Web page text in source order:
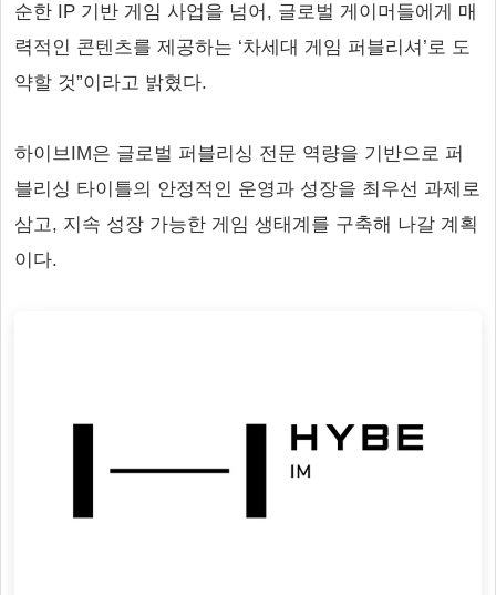
순한 IP 기반 게임 사업을 넘어, 글로벌 게이머들에게 매
력적인 콘텐츠를 제공하는 ‘차세대 게임 퍼블리셔’로 도
약할 것”이라고 밝혔다.
하이브IM은 글로벌 퍼블리싱 전문 역량을 기반으로 퍼
블리싱 타이틀의 안정적인 운영과 성장을 최우선 과제로
삼고, 지속 성장 가능한 게임 생태계를 구축해 나갈 계획
이다.